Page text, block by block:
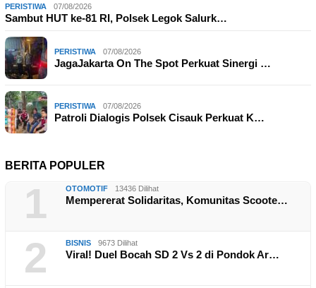
PERISTIWA 07/08/2026
Sambut HUT ke-81 RI, Polsek Legok Salurk…
PERISTIWA 07/08/2026
JagaJakarta On The Spot Perkuat Sinergi …
PERISTIWA 07/08/2026
Patroli Dialogis Polsek Cisauk Perkuat K…
BERITA POPULER
1 OTOMOTIF 13436 Dilihat
Mempererat Solidaritas, Komunitas Scoote…
2 BISNIS 9673 Dilihat
Viral! Duel Bocah SD 2 Vs 2 di Pondok Ar…